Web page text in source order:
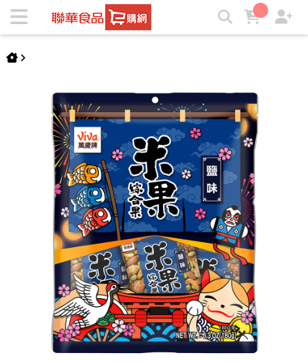
萬歲牌-鹽味米果綜合果(180g) | ★聯華食品e購網★